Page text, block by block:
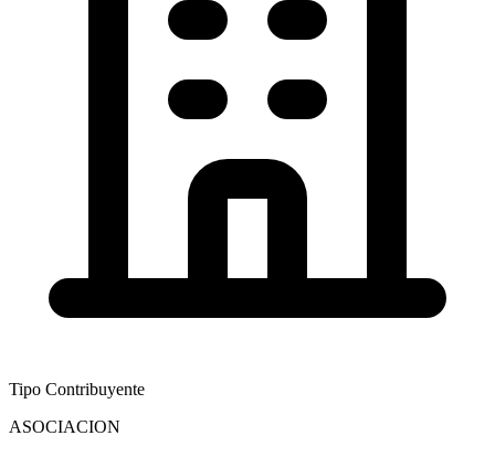
Tipo Contribuyente
ASOCIACION